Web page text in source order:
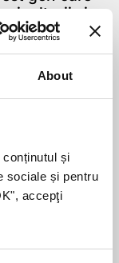
About
și
sociale și pentru
accepţi
si
face parte
de
Comunei
va
956,